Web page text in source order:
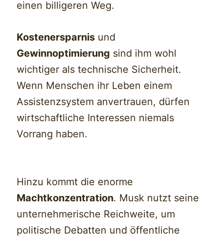
einen billigeren Weg.
Kostenersparnis und
Gewinnoptimierung sind ihm wohl
wichtiger als technische Sicherheit.
Wenn Menschen ihr Leben einem
Assistenzsystem anvertrauen, dürfen
wirtschaftliche Interessen niemals
Vorrang haben.
Hinzu kommt die enorme
Machtkonzentration. Musk nutzt seine
unternehmerische Reichweite, um
politische Debatten und öffentliche